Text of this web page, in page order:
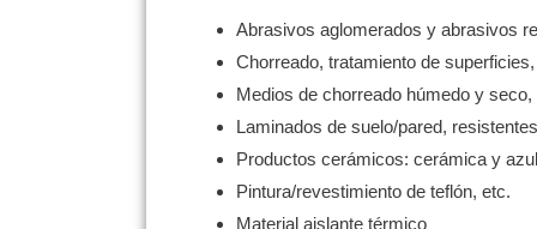
Abrasivos aglomerados y abrasivos
Chorreado, tratamiento de
Medios de chorreado húmedo y
Laminados de suelo/pared,
Productos cerámicos: cerámica y
Pintura/revestimiento de teflón, etc.
Material aislante térmico